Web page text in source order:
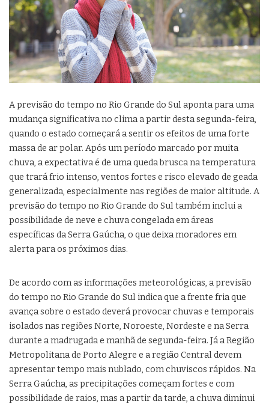
A previsão do tempo no Rio Grande do Sul aponta para uma
mudança significativa no clima a partir desta segunda-feira,
quando o estado começará a sentir os efeitos de uma forte
massa de ar polar. Após um período marcado por muita
chuva, a expectativa é de uma queda brusca na temperatura
que trará frio intenso, ventos fortes e risco elevado de geada
generalizada, especialmente nas regiões de maior altitude. A
previsão do tempo no Rio Grande do Sul também inclui a
possibilidade de neve e chuva congelada em áreas
específicas da Serra Gaúcha, o que deixa moradores em
alerta para os próximos dias.
De acordo com as informações meteorológicas, a previsão
do tempo no Rio Grande do Sul indica que a frente fria que
avança sobre o estado deverá provocar chuvas e temporais
isolados nas regiões Norte, Noroeste, Nordeste e na Serra
durante a madrugada e manhã de segunda-feira. Já a Região
Metropolitana de Porto Alegre e a região Central devem
apresentar tempo mais nublado, com chuviscos rápidos. Na
Serra Gaúcha, as precipitações começam fortes e com
possibilidade de raios, mas a partir da tarde, a chuva diminui